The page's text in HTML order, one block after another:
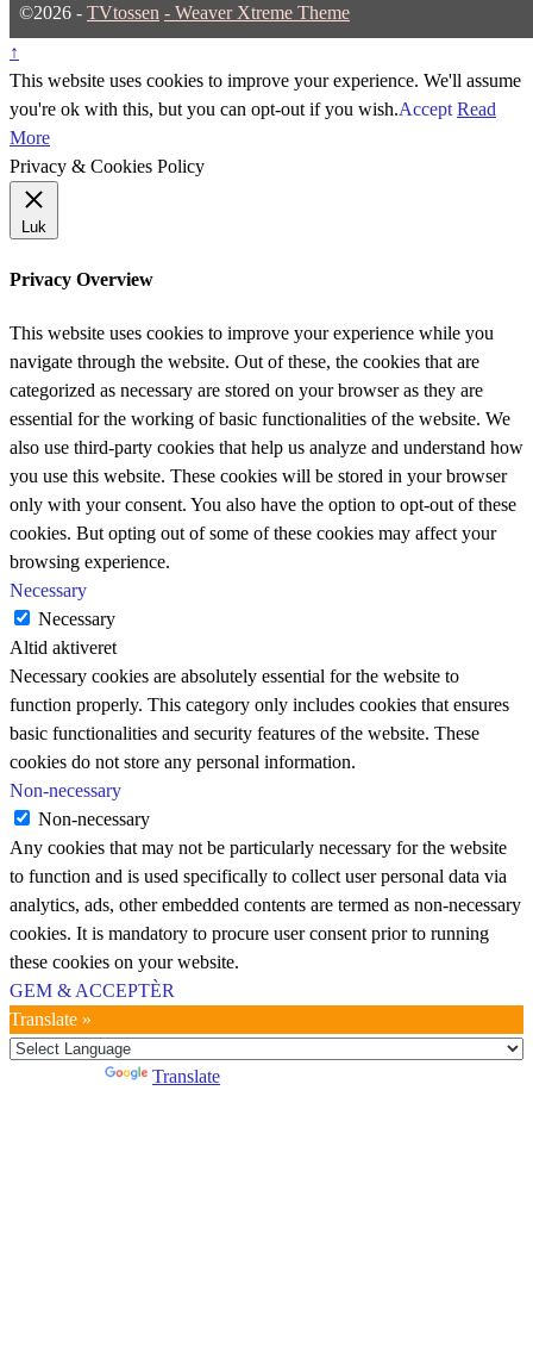
©2026 - TVtossen - Weaver Xtreme Theme
↑
This website uses cookies to improve your experience. We'll assume
you're ok with this, but you can opt-out if you wish.Accept Read
More
Privacy & Cookies Policy
Luk
Privacy Overview
This website uses cookies to improve your experience while you
navigate through the website. Out of these, the cookies that are
categorized as necessary are stored on your browser as they are
essential for the working of basic functionalities of the website. We
also use third-party cookies that help us analyze and understand how
you use this website. These cookies will be stored in your browser
only with your consent. You also have the option to opt-out of these
cookies. But opting out of some of these cookies may affect your
browsing experience.
Necessary
Necessary
Altid aktiveret
Necessary cookies are absolutely essential for the website to
function properly. This category only includes cookies that ensures
basic functionalities and security features of the website. These
cookies do not store any personal information.
Non-necessary
Non-necessary
Any cookies that may not be particularly necessary for the website
to function and is used specifically to collect user personal data via
analytics, ads, other embedded contents are termed as non-necessary
cookies. It is mandatory to procure user consent prior to running
these cookies on your website.
GEM & ACCEPTÈR
Translate »
Translate